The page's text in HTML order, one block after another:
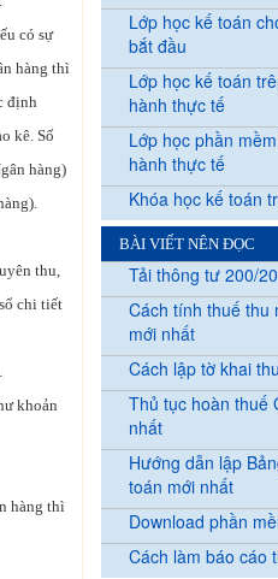
có sự
hàng thì
định
kê. Số
hàng)
thu,
chi tiết
khoản
hàng thì
Lớp học kế toán
bắt đầu
Lớp học kế toán
hành thực tế
Lớp học phần
hành thực tế
Khóa học kế toán
BÀI VIẾT NÊN ĐỌC
Tải thông tư 200/
Cách tính thuế thu
mới nhất
Cách lập tờ khai
Thủ tục hoàn thuế
nhất
Hướng dẫn lập
toán mới nhất
Download phần
Cách làm báo cáo